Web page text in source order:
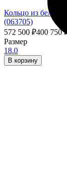
Кольцо из белого
(063705)
572 500 ₽400 750₽
Размер
18.0
В корзину